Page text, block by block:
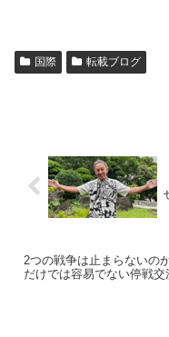
国際 転載ブログ
2つの戦争は止まらないの
だけでは容易でない停戦交